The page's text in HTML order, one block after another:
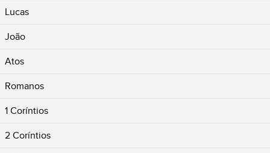
Lucas
João
Atos
Romanos
1 Coríntios
2 Coríntios